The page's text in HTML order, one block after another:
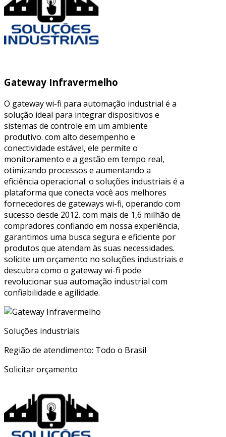
Gateway Infravermelho
O gateway wi-fi para automação industrial é a
solução ideal para integrar dispositivos e
sistemas de controle em um ambiente
produtivo. com alto desempenho e
conectividade estável, ele permite o
monitoramento e a gestão em tempo real,
otimizando processos e aumentando a
eficiência operacional. o soluções industriais é a
plataforma que conecta você aos melhores
fornecedores de gateways wi-fi, operando com
sucesso desde 2012. com mais de 1,6 milhão de
compradores confiando em nossa experiência,
garantimos uma busca segura e eficiente por
produtos que atendam às suas necessidades.
solicite um orçamento no soluções industriais e
descubra como o gateway wi-fi pode
revolucionar sua automação industrial com
confiabilidade e agilidade.
Soluções industriais
Região de atendimento: Todo o Brasil
Solicitar orçamento